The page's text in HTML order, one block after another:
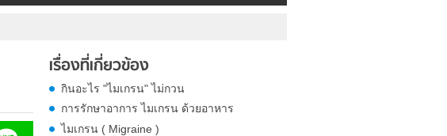
เรื่องที่เกี่ยวข้อง
กินอะไร "ไมเกรน" ไม่กวน
การรักษาอาการ ไมเกรน ด้วยอาหาร
ไมเกรน ( Migraine )